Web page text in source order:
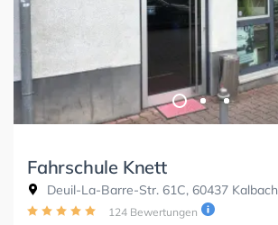
Fahrschule Knett
Deuil-La-Barre-Str. 61C, 60437 Kalbach
124 Bewertungen